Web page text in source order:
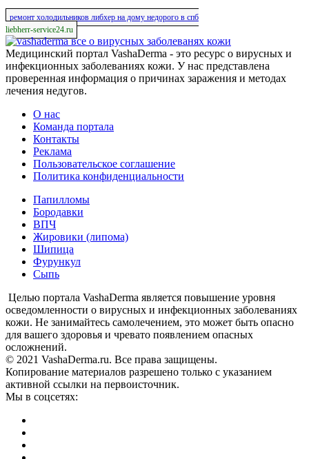
ремонт холодильников либхер на дому недорого в спб
liebherr-service24.ru
все о вирусных заболеванях кожи
Медицинский портал VashaDerma - это ресурс о вирусных и
инфекционных заболеваниях кожи. У нас представлена
проверенная информация о причинах заражения и методах
лечения недугов.
О нас
Команда портала
Контакты
Реклама
Пользовательское соглашение
Политика конфиденциальности
Папилломы
Бородавки
ВПЧ
Жировики (липома)
Шипица
Фурункул
Сыпь
Целью портала VashaDerma является повышение уровня
осведомленности о вирусных и инфекционных заболеваниях
кожи. Не занимайтесь самолечением, это может быть опасно
для вашего здоровья и чревато появлением опасных
осложнений.
© 2021 VashaDerma.ru. Все права защищены.
Копирование материалов разрешено только с указанием
активной ссылки на первоисточник.
Мы в соцсетях: